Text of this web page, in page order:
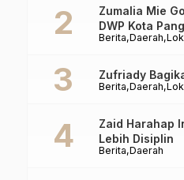
Berita Daerah
Zumalia Mie
DWP Kota
Berita Daerah
Zufriady
Berita Daerah
Zaid Harahap
Lebih Disiplin